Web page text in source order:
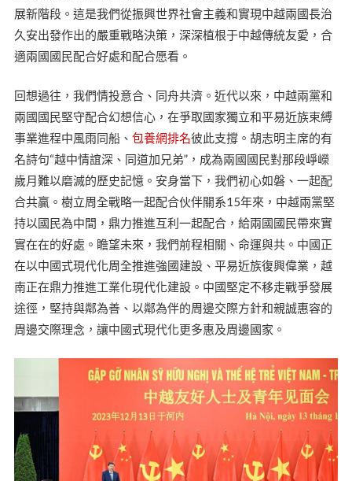
展新階段。這是我們從振興世界社會主義和實現中越兩國長治
久安出發作出的嚴重戰略決策，深深植根于中越傳統友愛，合
適兩國國民配合好處和配合愿看。
回想過往，我們情投意合、同舟共濟。近代以來，中越兩黨和
兩國國民堅守配合幻想信心，在爭取國家獨立和平易近族束縛
事業進程中風雨同船、 包養網排名彼此支撐。胡志明主席的有
名詩句“越中情誼深、同道加兄弟”，成為兩國國民對那段崢嶸
歲月難以磨滅的歷史記憶。安身當下，我們初心如磐、一起配
合共贏。樹立周全戰略一起配合伙伴關系15年來，中越兩黨堅
持以國民為中間，鼎力推進互利一起配合，給兩國國民帶來實
實在在的好處。瞻望未來，我們前程相關、命運與共。中國正
在以中國式現代化周全推進強國建設、平易近族復興偉業，越
南正在鼎力推進工業化現代化建設。中國堅定不移走戰爭發展
途徑，堅持與鄰為善、以鄰為伴的周邊交際方針和親誠惠容的
周邊交際理念，讓中國式現代化更多惠及周邊國家。